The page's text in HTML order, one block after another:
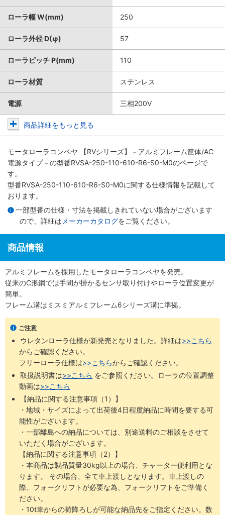
ローラ幅 W(mm) 250
ローラ外径 D(φ) 57
ローラピッチ P(mm) 110
ローラ材質 ステンレス
電源 三相200V
商品詳細をもっと見る
モータローラコンベヤ 【RVシリーズ】－アルミフレーム筐体/AC
電源タイプ－ の型番RVSA-250-110-610-R6-S0-M0のページで
す。
型番RVSA-250-110-610-R6-S0-M0に関する仕様情報を記載して
おります。
一部型番の仕様・寸法を掲載しきれていない場合がございます
ので、詳細は メーカーカタログをご覧ください。
商品情報
アルミフレームを採用したモータローラコンベヤを発売。
従来のC形鋼では手間が掛かるセンサ取り付けやローラ位置変更が
簡単。
フレーム溝はミスミアルミフレーム6シリーズ溝に準拠。
ご注意
ウレタンローラ仕様が新発売となりました。詳細は>>こちら
からご確認ください。 ​
フリーローラ仕様は>>こちらからご確認ください。
取扱説明書は>>こちら ​をご参照ください。ローラの位置調整
動画は>>こちら
【納品に関する注意事項（1）】
・地域・サイズによって出荷後4日程度納品に時間を要する可
能性がございます。
・一部離島への納品については、別途送料のご相談をさせて
いただく場合がございます。
【納品に関する注意事項（2）】
・本商品は製品質量30kg以上の場合、チャーター便利用とな
ります。 その場合、全て車上渡しとなります。車上渡しの
際、フォークリフトが必要な為、フォークリフトをご準備く
ださい。
・10t車からの荷降ろしが可能な納品先をご指定ください。数